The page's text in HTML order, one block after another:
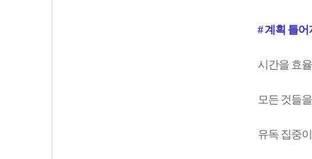
# 계획 틀
시간을 효
모든 것들
유독 집중